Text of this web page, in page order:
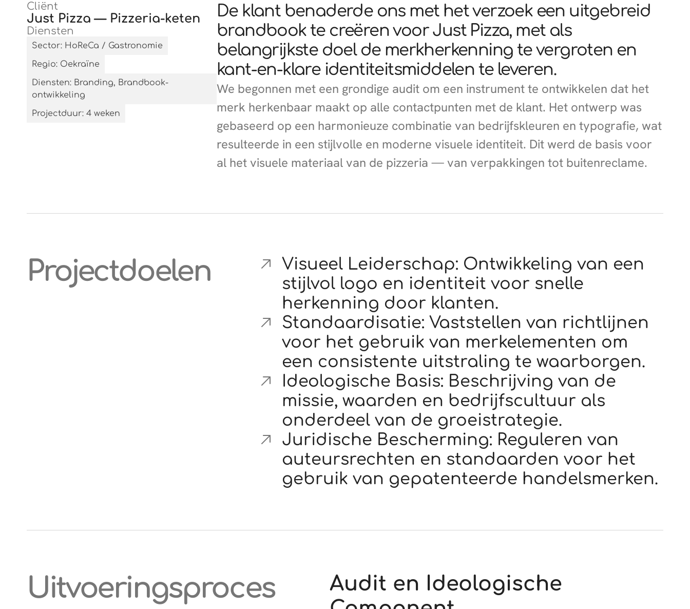
Cliënt
Just Pizza — Pizzeria-keten
Diensten
Sector: HoReCa / Gastronomie
Regio: Oekraïne
Diensten: Branding, Brandbook-
ontwikkeling
Projectduur: 4 weken
De klant benaderde ons met het verzoek een uitgebreid
brandbook te creëren voor Just Pizza, met als
belangrijkste doel de merkherkenning te vergroten en
kant-en-klare identiteitsmiddelen te leveren.
We begonnen met een grondige audit om een instrument te ontwikkelen dat het
merk herkenbaar maakt op alle contactpunten met de klant. Het ontwerp was
gebaseerd op een harmonieuze combinatie van bedrijfs­kleuren en typografie, wat
resulteerde in een stijlvolle en moderne visuele identiteit. Dit werd de basis voor
al het visuele materiaal van de pizzeria — van verpakkingen tot buitenreclame.
Projectdoelen
Visueel Leiderschap: Ontwikkeling van een
stijlvol logo en identiteit voor snelle
herkenning door klanten.
Standaardisatie: Vaststellen van richtlijnen
voor het gebruik van merkelementen om
een consistente uitstraling te waarborgen.
Ideologische Basis: Beschrijving van de
missie, waarden en bedrijfscultuur als
onderdeel van de groeistrategie.
Juridische Bescherming: Reguleren van
auteursrechten en standaarden voor het
gebruik van gepatenteerde handelsmerken.
Uitvoeringsproces
Audit en Ideologische